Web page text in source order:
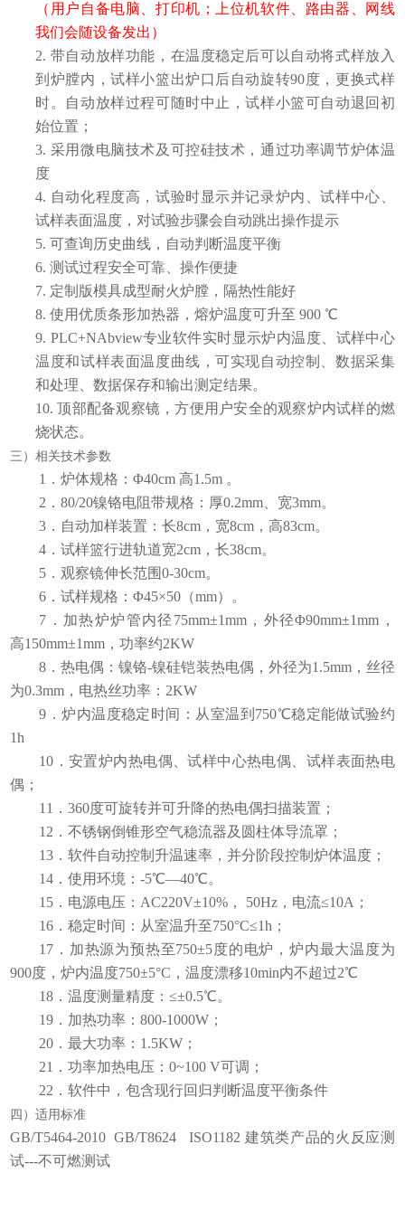
（用户自备电脑、打印机；上位机软件、路由器、网线
我们会随设备发出）
2. 带自动放样功能，在温度稳定后可以自动将式样放入
到炉膛内，试样小篮出炉口后自动旋转90度，更换式样
时。自动放样过程可随时中止，试样小篮可自动退回初
始位置；
3. 采用微电脑技术及可控硅技术，通过功率调节炉体温
度
4. 自动化程度高，试验时显示并记录炉内、试样中心、
试样表面温度，对试验步骤会自动跳出操作提示
5.可查询历史曲线，自动判断温度平衡
6.测试过程安全可靠、操作便捷
7. 定制版模具成型耐火炉膛，隔热性能好
8.使用优质条形加热器，熔炉温度可升至 900 ℃
9. PLC+NAbview专业软件实时显示炉内温度、试样中心
温度和试样表面温度曲线，可实现自动控制、数据采集
和处理、数据保存和输出测定结果。
10.顶部配备观察镜，方便用户安全的观察炉内试样的燃
烧状态。
三）相关技术参数
1．炉体规格：Φ40cm 高1.5m 。
2．80/20镍铬电阻带规格：厚0.2mm、宽3mm。
3． 自动加样装置：长8cm，宽8cm，高83cm。
4．试样篮行进轨道宽2cm，长38cm。
5．观察镜伸长范围0-30cm。
6．试样规格：Φ45×50（mm）。
7． 加热炉炉管内径 75mm±1mm，外径Φ90mm±1mm，
高150mm±1mm，功率约2KW
8．热电偶：镍铬-镍硅铠装热电偶，外径为1.5mm，丝径
为0.3mm，电热丝功率：2KW
9．炉内温度稳定时间：从室温到 750℃稳定能做试验约
1h
10．安置炉内热电偶、试样中心热电偶、试样表面热电
偶；
11．360度可旋转并可升降的热电偶扫描装置；
12．不锈钢倒锥形空气稳流器及圆柱体导流罩；
13．软件自动控制升温速率，并分阶段控制炉体温度；
14．使用环境：-5℃—40℃。
15． 电源电压： AC220V±10%， 50Hz，电流≤10A；
16．稳定时间：从室温升至750°C≤1h；
17． 加热源为预热至750±5度的电炉，炉内最大温度为
900度，炉内温度750±5°C，温度漂移10min内不超过2℃
18．温度测量精度：≤±0.5℃。
19． 加热功率：800-1000W；
20．最大功率： 1.5KW；
21．功率加热电压：0~100 V可调；
22．软件中，包含现行回归判断温度平衡条件
四）适用标准
GB/T5464-2010 GB/T8624 ISO1182建筑类产品的火反应测
试---不可燃测试